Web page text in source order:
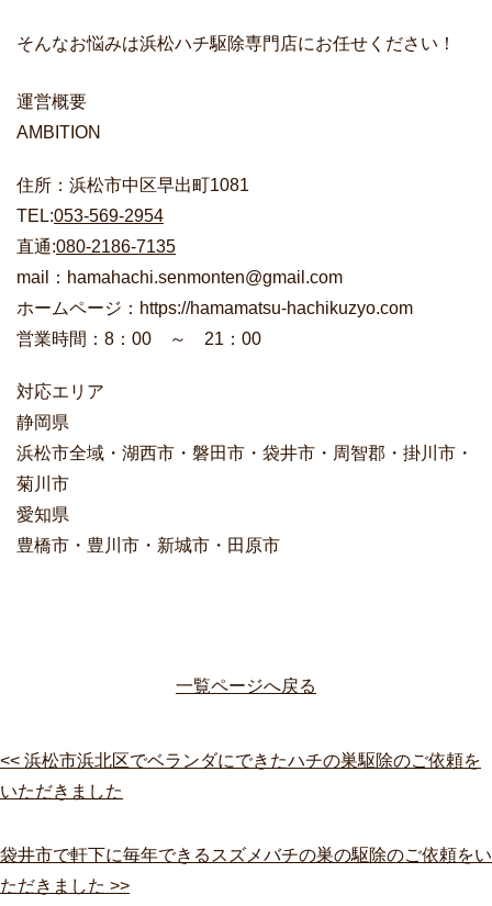
そんなお悩みは浜松ハチ駆除専門店にお任せください！
運営概要
AMBITION
住所：浜松市中区早出町1081
TEL:053-569-2954
直通:080-2186-7135
mail：hamahachi.senmonten@gmail.com
ホームページ：https://hamamatsu-hachikuzyo.com
営業時間：8：00 ～ 21：00
対応エリア
静岡県
浜松市全域・湖西市・磐田市・袋井市・周智郡・掛川市・
菊川市
愛知県
豊橋市・豊川市・新城市・田原市
一覧ページへ戻る
<< 浜松市浜北区でベランダにできたハチの巣駆除のご依頼を
いただきました
袋井市で軒下に毎年できるスズメバチの巣の駆除のご依頼をい
ただきました >>